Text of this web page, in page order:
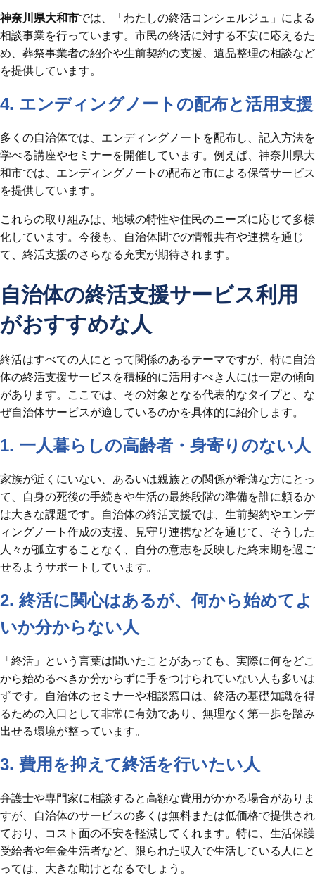
神奈川県大和市では、「わたしの終活コンシェルジュ」による
相談事業を行っています。​市民の終活に対する不安に応えるた
め、葬祭事業者の紹介や生前契約の支援、遺品整理の相談など
を提供しています。​
4. エンディングノートの配布と活用支援
多くの自治体では、エンディングノートを配布し、記入方法を
学べる講座やセミナーを開催しています。​例えば、神奈川県大
和市では、エンディングノートの配布と市による保管サービス
を提供しています。​
これらの取り組みは、地域の特性や住民のニーズに応じて多様
化しています。​今後も、自治体間での情報共有や連携を通じ
て、終活支援のさらなる充実が期待されます。​
自治体の終活支援サービス利用
がおすすめな人
終活はすべての人にとって関係のあるテーマですが、特に自治
体の終活支援サービスを積極的に活用すべき人には一定の傾向
があります。ここでは、その対象となる代表的なタイプと、な
ぜ自治体サービスが適しているのかを具体的に紹介します。
1. 一人暮らしの高齢者・身寄りのない人
家族が近くにいない、あるいは親族との関係が希薄な方にとっ
て、自身の死後の手続きや生活の最終段階の準備を誰に頼るか
は大きな課題です。自治体の終活支援では、生前契約やエンデ
ィングノート作成の支援、見守り連携などを通じて、そうした
人々が孤立することなく、自分の意志を反映した終末期を過ご
せるようサポートしています。
2. 終活に関心はあるが、何から始めてよ
いか分からない人
「終活」という言葉は聞いたことがあっても、実際に何をどこ
から始めるべきか分からずに手をつけられていない人も多いは
ずです。自治体のセミナーや相談窓口は、終活の基礎知識を得
るための入口として非常に有効であり、無理なく第一歩を踏み
出せる環境が整っています。
3. 費用を抑えて終活を行いたい人
弁護士や専門家に相談すると高額な費用がかかる場合がありま
すが、自治体のサービスの多くは無料または低価格で提供され
ており、コスト面の不安を軽減してくれます。特に、生活保護
受給者や年金生活者など、限られた収入で生活している人にと
っては、大きな助けとなるでしょう。